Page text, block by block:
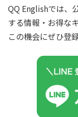
QQ Englishでは、
する情報・お得な
この機会にぜひ登